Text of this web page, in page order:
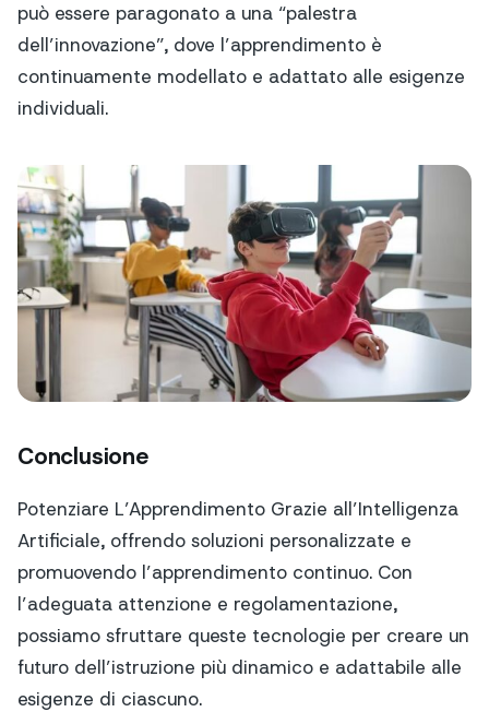
può essere paragonato a una “palestra
dell’innovazione”, dove l’apprendimento è
continuamente modellato e adattato alle esigenze
individuali.
Conclusione
Potenziare L’Apprendimento Grazie all’Intelligenza
Artificiale, offrendo soluzioni personalizzate e
promuovendo l’apprendimento continuo. Con
l’adeguata attenzione e regolamentazione,
possiamo sfruttare queste tecnologie per creare un
futuro dell’istruzione più dinamico e adattabile alle
esigenze di ciascuno.